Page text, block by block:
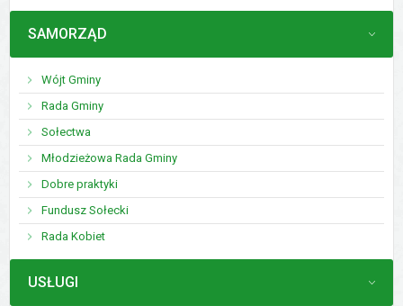
MENU
SAMORZĄD
Wójt Gminy
Rada Gminy
Sołectwa
Młodzieżowa Rada Gminy
Dobre praktyki
Fundusz Sołecki
Rada Kobiet
MENU
USŁUGI